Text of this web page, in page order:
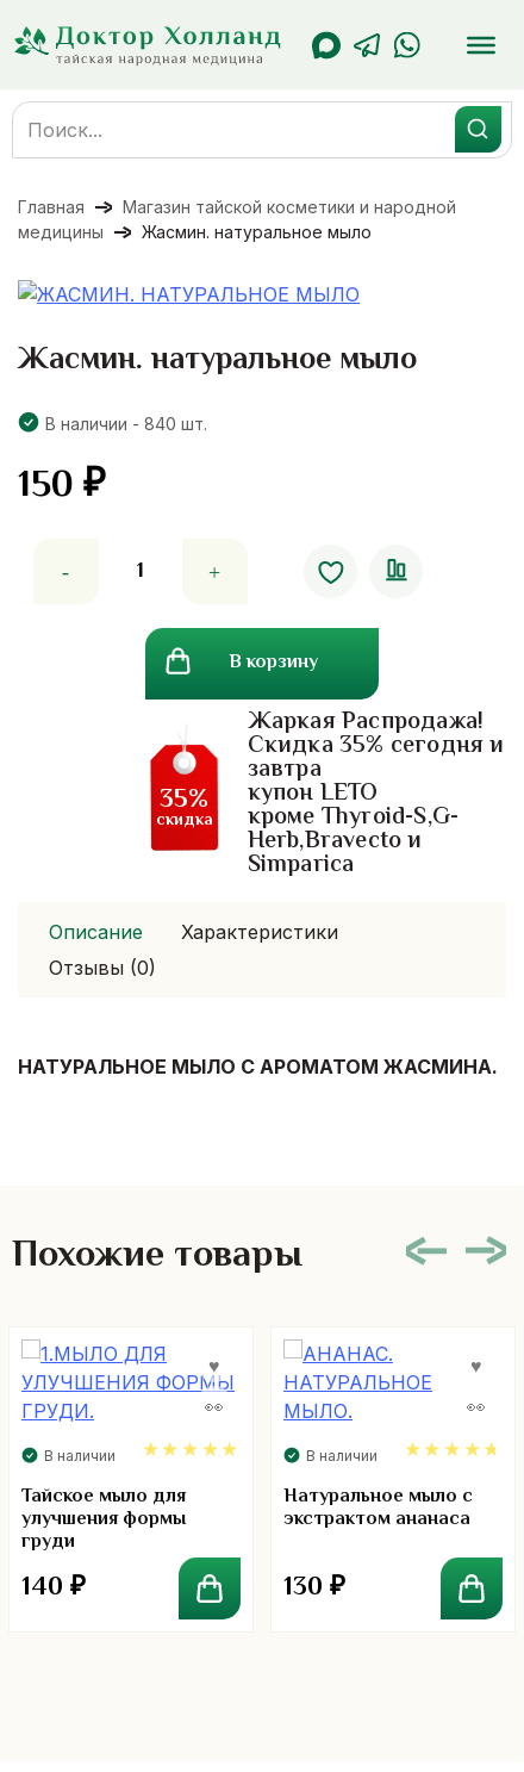
содержанию
Search
for:
Главная
Магазин тайской косметики и народной
медицины
Жасмин. натуральное мыло
Жасмин. натуральное мыло
В наличии - 840 шт.
150₽
товара
натуральное
В корзину
Жаркая Распродажа!
Скидка 35% сегодня и
завтра
купон LETO
кроме Thyroid-S,G-
Herb,Bravecto и
Simparica
35%
скидка
Описание
Характеристики
Отзывы (0)
НАТУРАЛЬНОЕ МЫЛО С АРОМАТОМ ЖАСМИНА.
Похожие товары
В наличии
5.00
Тайское мыло для
улучшения формы
груди
140 ₽
В наличии
4.67
Натуральное мыло с
экстрактом ананаса
130 ₽